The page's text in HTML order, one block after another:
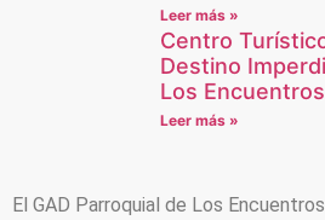
Leer más »
Centro
Destino
Los Encuentros
Leer más »
El GAD Parroquial de Los